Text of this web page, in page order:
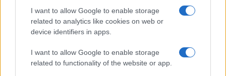
I want to allow Google to enable storage
related to analytics like cookies on web or
device identifiers in apps.
I want to allow Google to enable storage
related to functionality of the website or app.
sicurezza e alla legalità, la vocazione di assolvere
un lavoro che è pervaso di rischi, incertezze e
questa ennesima occasione critica e drammatica
allo stesso tempo, l’iscrizione nel registro degli